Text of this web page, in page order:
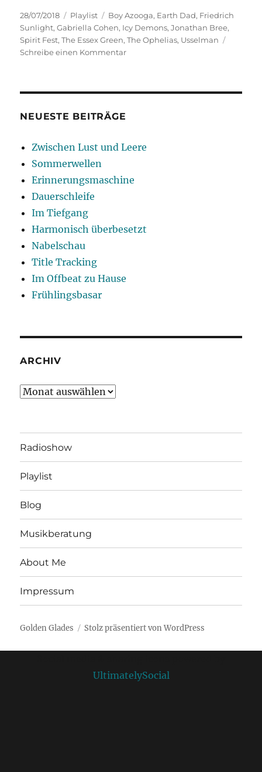
Veröffentlicht
am
28/07/2018 Kategorien
Playlist Schlagwörter
Boy Azooga, Earth Dad, Friedrich
Sunlight,Gabriella Cohen, Icy Demons,Jonathan Bree,
Spirit Fest,The Essex Green,The Ophelias, Usselman
Schreibe einen Kommentarzu
NEUESTE BEITRÄGE
Zwischen Lust und Leere
Sommerwellen
Erinnerungsmaschine
Dauerschleife
Im Tiefgang
Harmonisch überbesetzt
Nabelschau
Title Tracking
Im Offbeat zu Hause
Frühlingsbasar
ARCHIV
Archiv
Radioshow
Playlist
Blog
Musikberatung
About Me
Impressum
Golden Glades Stolz präsentiert von WordPress
UltimatelySocial